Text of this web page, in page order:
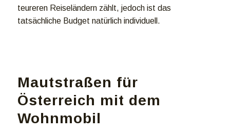
teureren Reiseländern zählt, jedoch ist das
tatsächliche Budget natürlich individuell.
Mautstraßen für
Österreich mit dem
Wohnmobil